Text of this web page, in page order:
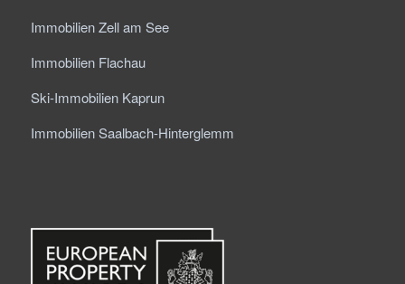
Immobilien Zell am See
Immobilien Flachau
Ski-Immobilien Kaprun
Immobilien Saalbach-Hinterglemm